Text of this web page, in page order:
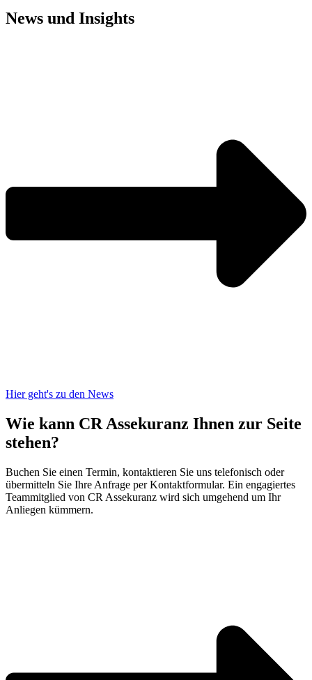
News und Insights
Hier geht's zu den News
Wie kann CR Assekuranz Ihnen zur Seite
stehen?
Buchen Sie einen Termin, kontaktieren Sie uns telefonisch oder
übermitteln Sie Ihre Anfrage per Kontaktformular. Ein engagiertes
Teammitglied von CR Assekuranz wird sich umgehend um Ihr
Anliegen kümmern.